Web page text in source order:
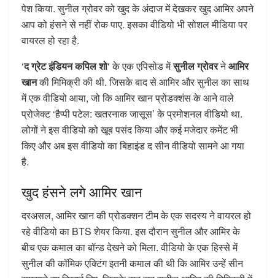
पेश किया. सुनील ग्रोवर को खुद के अंदाज में देखकर खुद आमिर अपने
आप को हंसने से नहीं रोक पाए. इसका वीडियो भी सोशल मीडिया पर
वायरल हो रहा है.
‘द ग्रेट इंडियन कपिल शो‘ के एक एपिसोड मेंसुनील ग्रोवरनेआमिर
खानकी मिमिक्री की थी. जिसके बाद से आमिर और सुनील का साथ
में एक वीडियो आया, जो कि आमिर खान प्रोडक्शंस के आने वाले
प्रोजेक्ट ‘हैप्पी पटेल: खतरनाक जासूस’ के प्रमोशनल वीडियो था.
लोगों ने इस वीडियो को खूब पसंद किया और कई मजेदार कमेंट भी
किए और अब इस वीडियो का बिहाइंड द सीन वीडियो सामने आ गया
है.
खुद हंसने लगे आमिर खान
दरअसल, आमिर खान की प्रोडक्शन टीम के एक सदस्य ने वायरल हो
रहे वीडियो का BTS शेयर किया. इस दौरान सुनील और आमिर के
बीच एक कमाल का बॉन्ड देखने को मिला. वीडियो के एक हिस्से में
सुनील की कॉमिक एक्टिंग इतनी कमाल की थी कि आमिर उन्हें सीन